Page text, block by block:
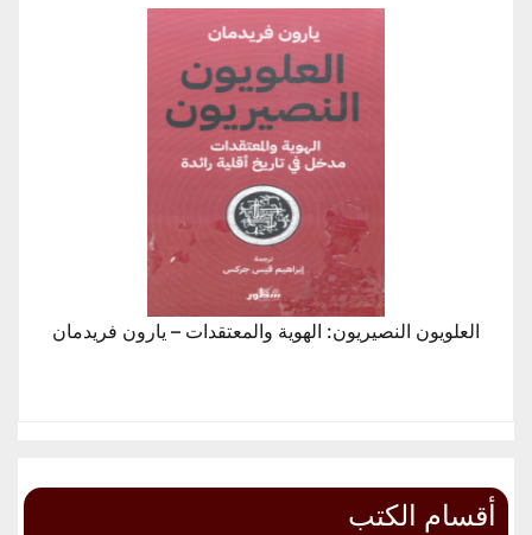
العلويون النصيريون: الهوية والمعتقدات – يارون فريدمان
أقسام الكتب